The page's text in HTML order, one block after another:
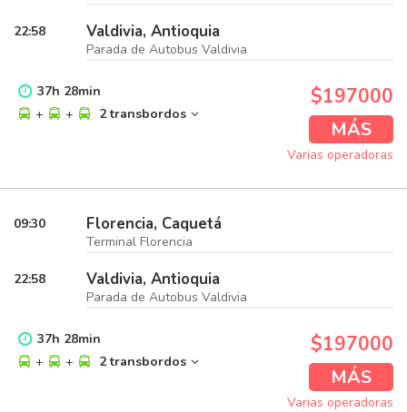
22:58 Valdivia, Antioquia
Parada de Autobus Valdivia
37h 28min
+
+ 2 transbordos
$197000
MÁS
Varias operadoras
09:30 Florencia, Caquetá
Terminal Florencia
22:58 Valdivia, Antioquia
Parada de Autobus Valdivia
37h 28min
+
+ 2 transbordos
$197000
MÁS
Varias operadoras